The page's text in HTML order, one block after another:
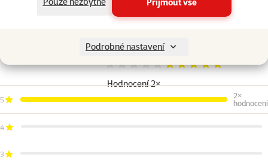
Podrobné nastavení
Barva
TRIXIE
4011905404752
Hodnocení 2×
Hodnocení 100%
5
2×
hodnocení
4
3